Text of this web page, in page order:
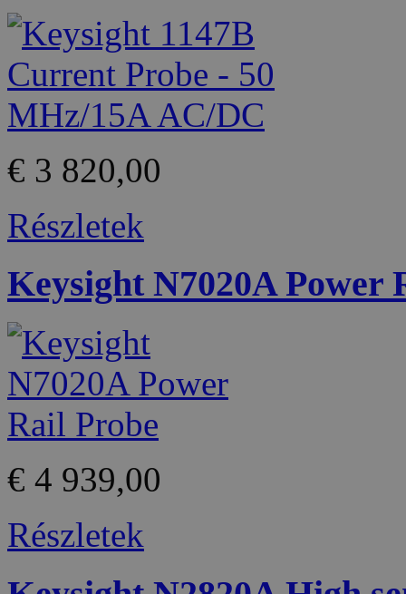
€ 3 820,00
Részletek
Keysight N7020A Power
€ 4 939,00
Részletek